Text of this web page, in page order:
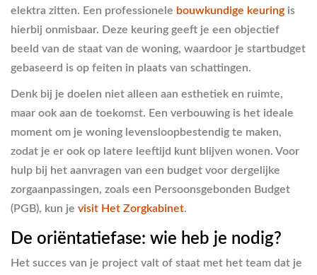
elektra zitten. Een professionele bouwkundige keuring is
hierbij onmisbaar. Deze keuring geeft je een objectief
beeld van de staat van de woning, waardoor je startbudget
gebaseerd is op feiten in plaats van schattingen.
Denk bij je doelen niet alleen aan esthetiek en ruimte,
maar ook aan de toekomst. Een verbouwing is het ideale
moment om je woning levensloopbestendig te maken,
zodat je er ook op latere leeftijd kunt blijven wonen. Voor
hulp bij het aanvragen van een budget voor dergelijke
zorgaanpassingen, zoals een Persoonsgebonden Budget
(PGB), kun je visit Het Zorgkabinet.
De oriëntatiefase: wie heb je nodig?
Het succes van je project valt of staat met het team dat je